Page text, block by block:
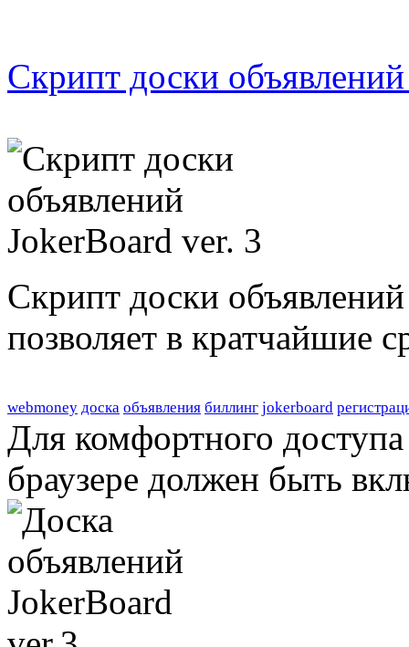
Скрипт доски
Скрипт доски
позволяет в кратчайшие
webmoney доска объявления биллинг jokerboard
Для комфортного
браузере должен быть